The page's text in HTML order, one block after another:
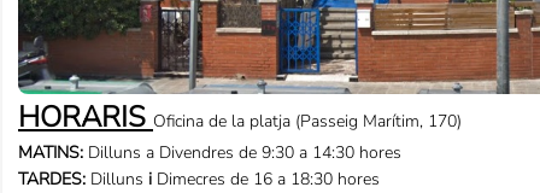
HORARIS Oficina de la platja (Passeig Marítim, 170)
MATINS: Dilluns a Divendres de 9:30 a 14:30 hores
TARDES: Dilluns i Dimecres de 16 a 18:30 hores